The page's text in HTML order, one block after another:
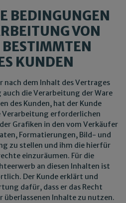
BEDINGUNGEN
VON
KUNDEN
nach dem Inhalt des Vertrages
die Verarbeitung der Ware
des Kunden, hat der Kunde
Verarbeitung erforderlichen
Grafiken in den vom Verkäufer
Formatierungen, Bild- und
zu stellen und ihm die hierfür
einzuräumen. Für die
an diesen Inhalten ist
Der Kunde erklärt und
dafür, dass er das Recht
überlassenen Inhalte zu nutzen.